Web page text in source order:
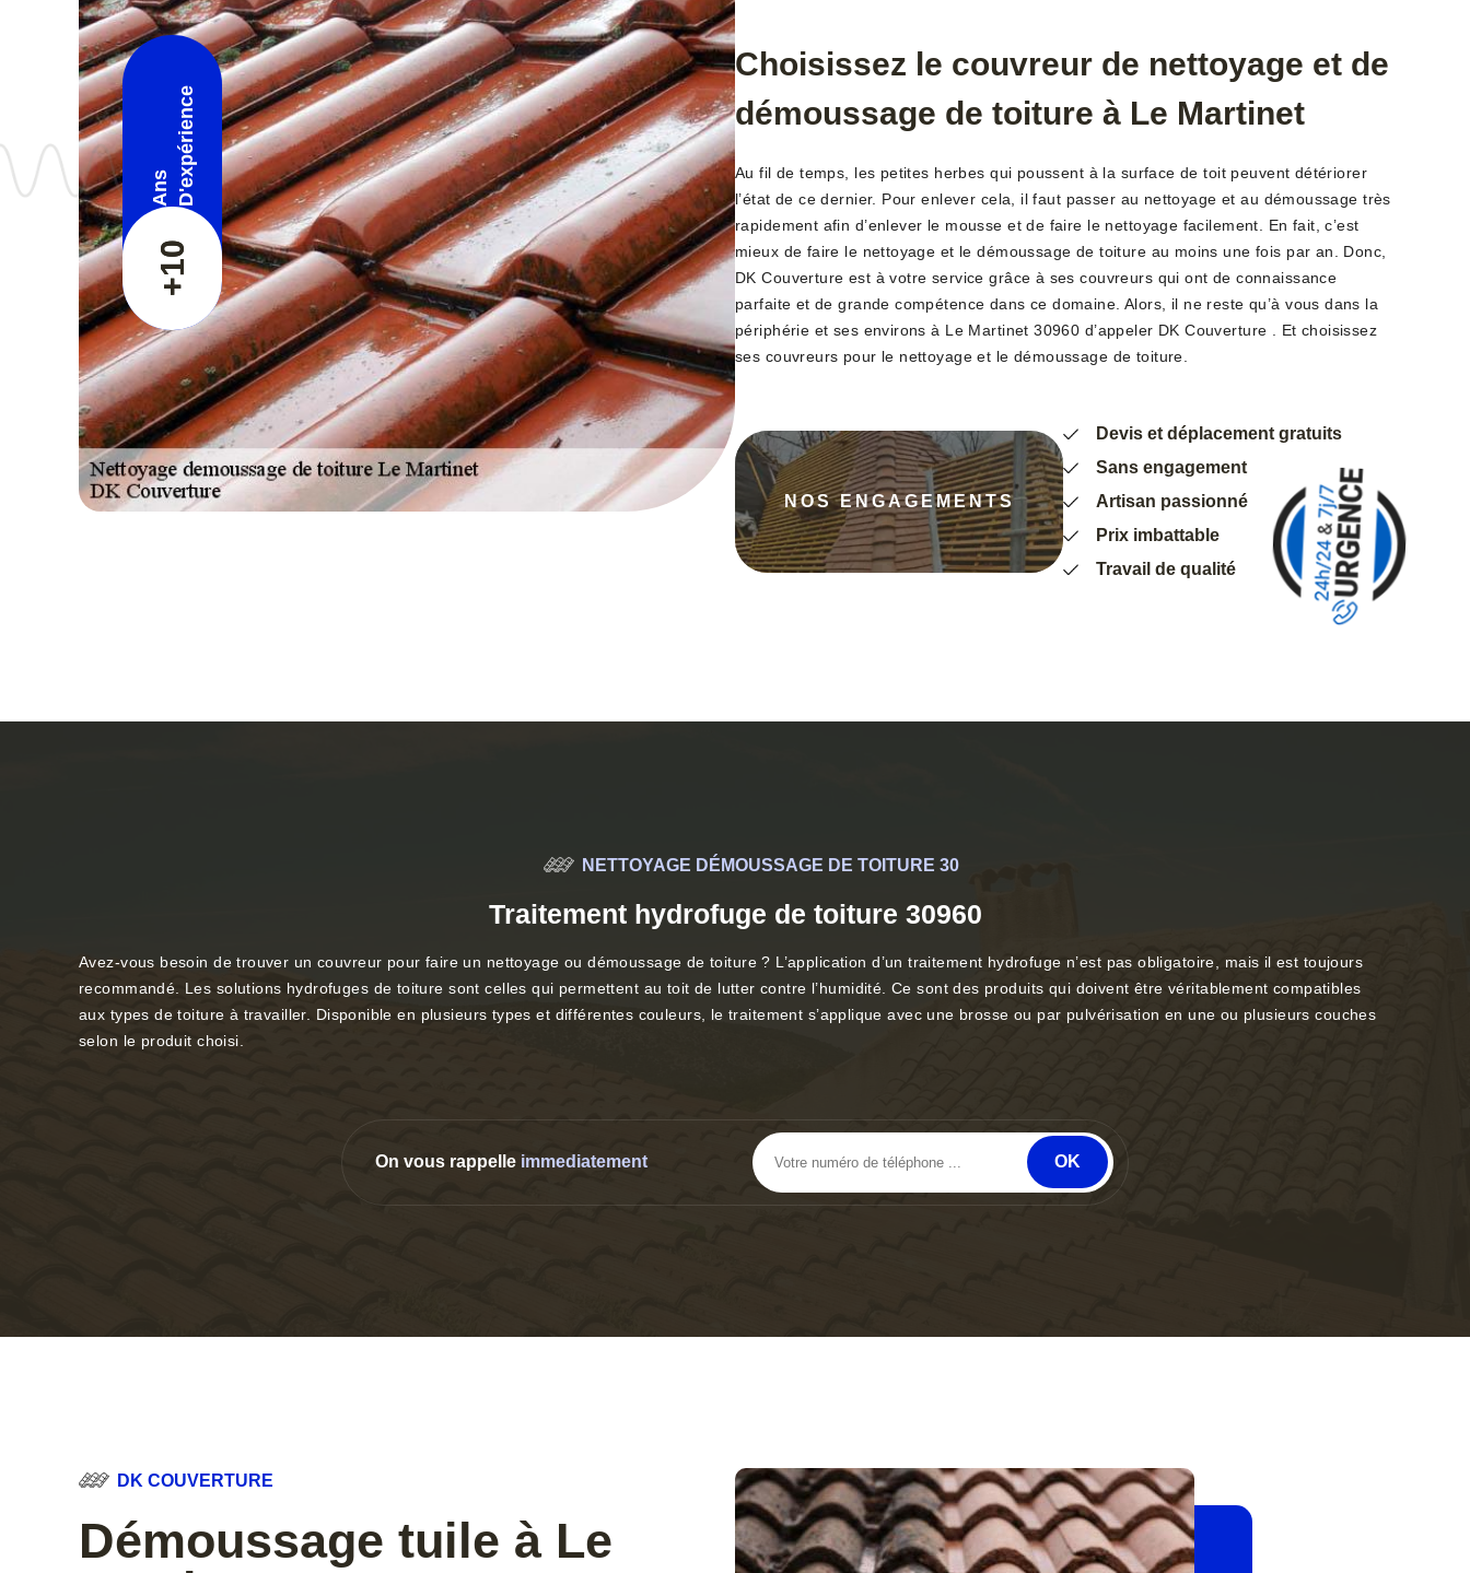
+10
Ans D'expérience
Choisissez le couvreur de nettoyage et de
démoussage de toiture à Le Martinet
Au fil de temps, les petites herbes qui poussent à la surface de toit peuvent détériorer
l’état de ce dernier. Pour enlever cela, il faut passer au nettoyage et au démoussage très
rapidement afin d’enlever le mousse et de faire le nettoyage facilement. En fait, c’est
mieux de faire le nettoyage et le démoussage de toiture au moins une fois par an. Donc,
DK Couverture est à votre service grâce à ses couvreurs qui ont de connaissance
parfaite et de grande compétence dans ce domaine. Alors, il ne reste qu’à vous dans la
périphérie et ses environs à Le Martinet 30960 d’appeler DK Couverture . Et choisissez
ses couvreurs pour le nettoyage et le démoussage de toiture.
NOS ENGAGEMENTS
Devis et déplacement gratuits
Sans engagement
Artisan passionné
Prix imbattable
Travail de qualité
NETTOYAGE DÉMOUSSAGE DE TOITURE 30
Traitement hydrofuge de toiture 30960
Avez-vous besoin de trouver un couvreur pour faire un nettoyage ou démoussage de toiture ? L’application d’un traitement hydrofuge n’est pas obligatoire, mais il est toujours
recommandé. Les solutions hydrofuges de toiture sont celles qui permettent au toit de lutter contre l’humidité. Ce sont des produits qui doivent être véritablement compatibles
aux types de toiture à travailler. Disponible en plusieurs types et différentes couleurs, le traitement s’applique avec une brosse ou par pulvérisation en une ou plusieurs couches
selon le produit choisi.
On vous rappelle immediatement
DK COUVERTURE
Démoussage tuile à Le